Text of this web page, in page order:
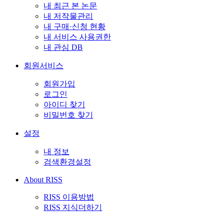
내 최근 본 논문
내 저작물관리
내 구매·신청 현황
내 서비스 사용권한
내 관심 DB
회원서비스
회원가입
로그인
아이디 찾기
비밀번호 찾기
설정
내 정보
검색환경설정
About RISS
RISS 이용방법
RISS 지식더하기